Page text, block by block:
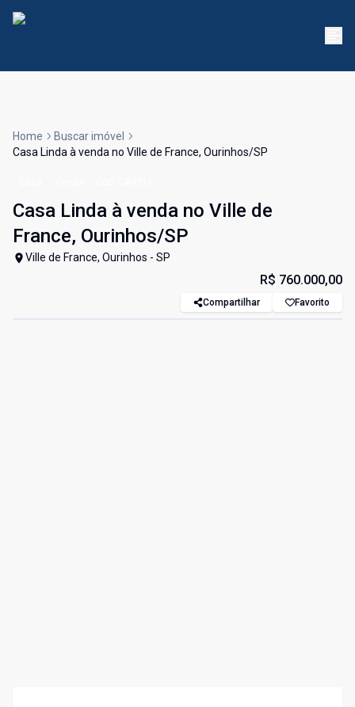
Home
Buscar imóvel
Casa Linda à venda no Ville de France, Ourinhos/SP
Casa Linda à venda no Ville de
France, Ourinhos/SP
Ville de France, Ourinhos - SP
R$ 760.000,00
Compartilhar Favorito